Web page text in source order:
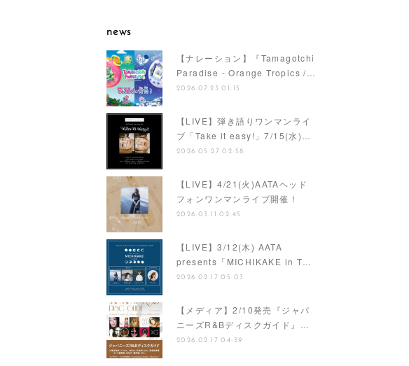
news
【ナレーション】『Tamagotchi
Paradise - Orange Tropics /…
2026.07.23 01:15
【LIVE】弾き語りワンマンライ
ブ「Take it easy!」7/15(水)…
2026.05.27 02:58
【LIVE】4/21(火)AATAヘッド
フォンワンマンライブ開催！
2026.03.11 02:45
【LIVE】3/12(木) AATA
presents「MICHIKAKE in T…
2026.02.17 05:03
【メディア】2/10発売『ジャパ
ニーズR&Bディスクガイド』…
2026.02.17 04:39